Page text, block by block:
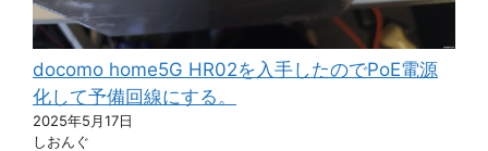
docomo home5G HR02を入手したのでPoE電源
化して予備回線にする。
2025年5月17日
しおんぐ